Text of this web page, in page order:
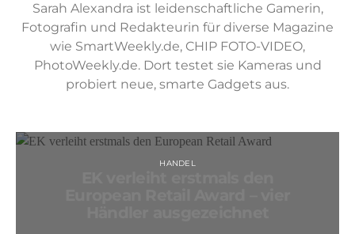
Sarah Alexandra ist leidenschaftliche Gamerin,
Fotografin und Redakteurin für diverse Magazine
wie SmartWeekly.de, CHIP FOTO-VIDEO,
PhotoWeekly.de. Dort testet sie Kameras und
probiert neue, smarte Gadgets aus.
HANDEL